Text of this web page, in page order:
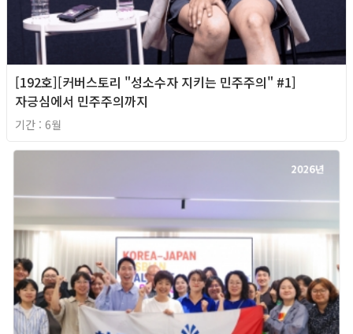
[192호][커버스토리 "성소수자 지키는 민주주의" #1]
자긍심에서 민주주의까지
기간 : 6월
2026년